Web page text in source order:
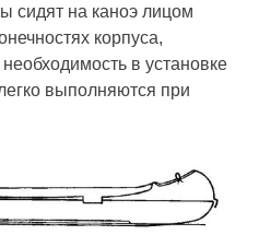
сидят на каноэ лицом
корпуса,
в установке
выполняются при